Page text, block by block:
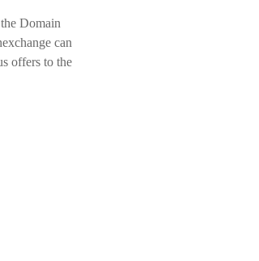
Domain
can
offers to the